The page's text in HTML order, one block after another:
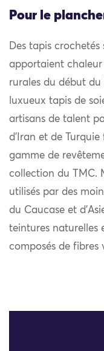
Pour le
Des tapis
apportaient chaleur
rurales du début du
luxueux tapis de
artisans de talent
d’Iran et de
gamme de
collection du TMC.
utilisés par des
du Caucase et
teintures naturelles
composés de fibres